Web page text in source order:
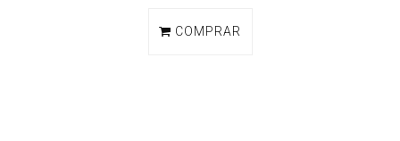
COMPRAR